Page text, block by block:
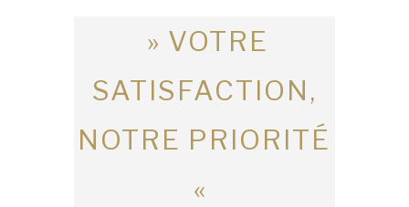
» VOTRE
SATISFACTION,
NOTRE PRIORITÉ
«